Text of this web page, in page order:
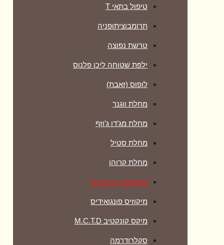
טיפול בתאי T
תרומבוציתופניה
טרשת נפוצה
ילפת שטוחה ליכן פלנוס
לופוס (זאבת)
מחלת ווגנר
מחלת מג’דו ג’וזף
מחלת סטיל
מחלת קרוהן
מיאסטניה גראביס
מיקוזיס פונגואידיס
מיקס קונקטיב M.C.T.D
סקלרודרמה